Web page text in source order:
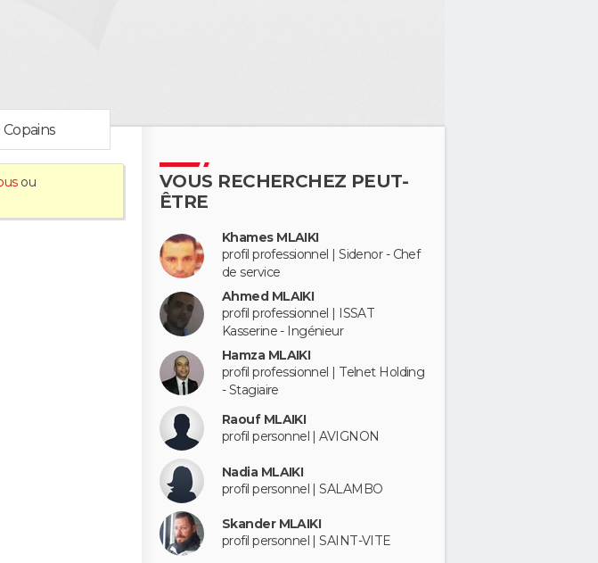
Copains
ou
VOUS RECHERCHEZ PEUT-
ÊTRE
Khames MLAIKI
profil professionnel | Sidenor - Chef
de service
Ahmed MLAIKI
profil professionnel | ISSAT
Kasserine - Ingénieur
Hamza MLAIKI
profil professionnel | Telnet Holding
- Stagiaire
Raouf MLAIKI
profil personnel | AVIGNON
Nadia MLAIKI
profil personnel | SALAMBO
Skander MLAIKI
profil personnel | SAINT-VITE